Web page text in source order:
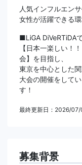
人気インフルエン
女性が活躍できる
■LiGA DiVeRTiDA
【日本一楽しい！
会】を目指し、
東京を中心とした
大会の開催をして
す！
最終更新日：2026/
募集背景